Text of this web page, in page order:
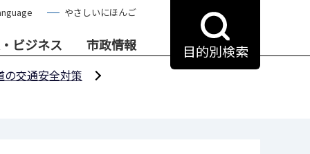
やさしいにほんご
ビジネス 市政情報 目的別検索
の交通安全対策